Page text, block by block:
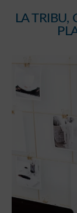
LA TRIBU,